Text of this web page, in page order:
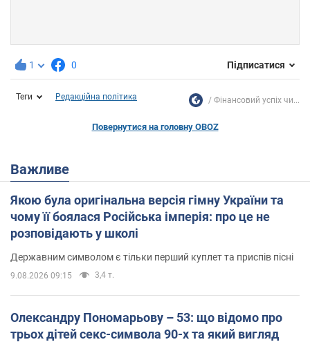
1 0 Підписатися
Теги Редакційна політика Фінансовий успіх чи...
Повернутися на головну OBOZ
Важливе
Якою була оригінальна версія гімну України та
чому її боялася Російська імперія: про це не
розповідають у школі
Державним символом є тільки перший куплет та приспів пісні
9.08.2026 09:15 3,4 т.
Олександру Пономарьову – 53: що відомо про
трьох дітей секс-символа 90-х та який вигляд